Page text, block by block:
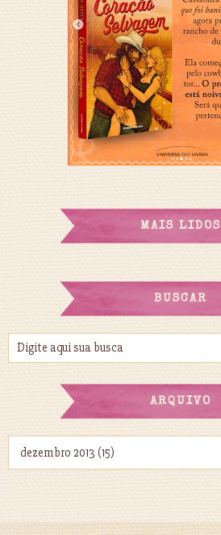
MAIS LIDOS
BUSCAR
ARQUIVO